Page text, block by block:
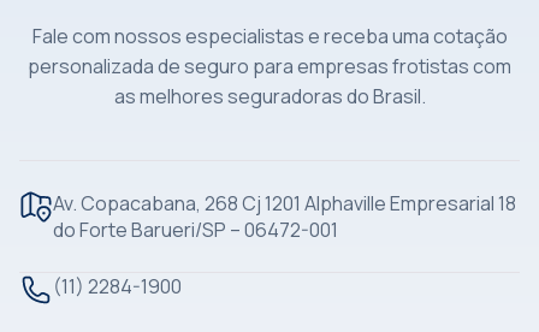
Fale com nossos especialistas e receba uma cotação
personalizada de seguro para empresas frotistas com
as melhores seguradoras do Brasil.
Av. Copacabana, 268 Cj 1201 Alphaville Empresarial 18
do Forte Barueri/SP – 06472-001
(11) 2284-1900